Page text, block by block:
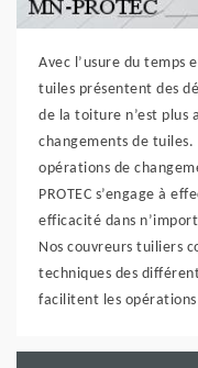
Avec l’usure du temps
tuiles présentent des
de la toiture n’est plus
changements de
opérations de
PROTEC s’engage à
efficacité dans
Nos couvreurs tuiliers
techniques des
facilitent les